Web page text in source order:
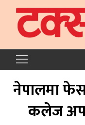
नेपालमा
कलेज अफ